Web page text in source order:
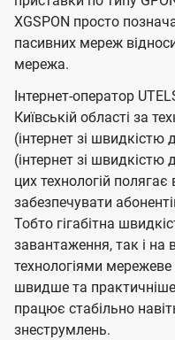
XGSPON просто
пасивних мереж
мережа.
Інтернет-оператор
Київській області за
(інтернет зі швидкістю
(інтернет зі
цих технологій
забезпечувати
Тобто гігабітна
завантаження, так і
технологіями
швидше та
працює стабільно
знеструмлень.